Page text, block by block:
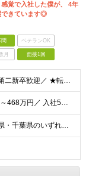
感覚で入社した僕が、 4年
できています◎
問 ベテランOK
月 面接1回
＼未経験者・フリーター・第二新卒歓迎／ ★転職回数4回の社員も現在は中心メンバーとして活躍中 ◆正社員デビューOK！ ◆学歴・経験一切不問 ▼----面接担当者より----▼ 「過去は変えられない
＼1年目想定年収：348万円～468万円／ 入社5年目で月給60.8万円も実現可能！ 月給：25万円～35万円＋交通費全額支給＋資格手当＋賞与など ※経験・スキルを考慮の上、決定します ※残業代は
◆東京都・埼玉県・神奈川県・千葉県のいずれかの携帯ショップやイベント会場に配属 ◆「家から近い場所で働きたい！」という社員の要望に応えてプロジェクトを獲得した実例あり ■本社 東京都豊島区南池袋2-